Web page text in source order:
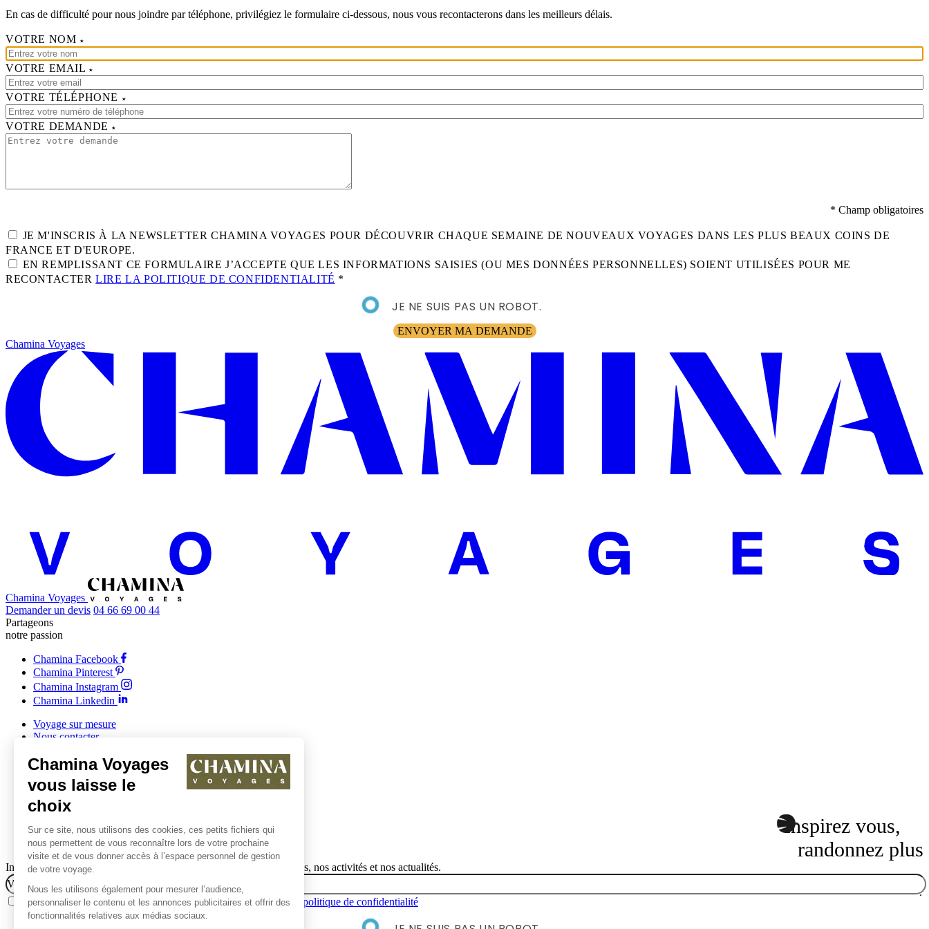
Chamina Voyages
vous laisse le
choix
Sur ce site, nous utilisons des cookies, ces petits fichiers qui
nous permettent de vous reconnaître lors de votre prochaine
visite et de vous donner accès à l’espace personnel de gestion
de votre voyage.
Nous les utilisons également pour mesurer l’audience,
personnaliser le contenu et les annonces publicitaires et offrir des
fonctionnalités relatives aux médias sociaux.
En cas de difficulté pour nous joindre par téléphone, privilégiez le formulaire ci-dessous, nous vous recontacterons dans les meilleurs délais.
VOTRE NOM
VOTRE EMAIL
VOTRE TÉLÉPHONE
VOTRE DEMANDE
* Champ obligatoires
JE M'INSCRIS À LA NEWSLETTER CHAMINA VOYAGES POUR DÉCOUVRIR CHAQUE SEMAINE DE NOUVEAUX VOYAGES DANS LES PLUS BEAUX COINS DE
FRANCE ET D'EUROPE.
EN REMPLISSANT CE FORMULAIRE J’ACCEPTE QUE LES INFORMATIONS SAISIES (OU MES DONNÉES PERSONNELLES) SOIENT UTILISÉES POUR ME
RECONTACTERLIRE LA POLITIQUE DE CONFIDENTIALITÉ *
JE NE SUIS PAS UN ROBOT.
ENVOYER MA DEMANDE
Chamina Voyages
Chamina Voyages
Demander un devis 04 66 69 00 44
Partageons
notre passion
Chamina Facebook
Chamina Pinterest
Chamina Instagram
Chamina Linkedin
Voyage sur mesure
Nous contacter
Comités d'entreprise et collectivités
Clubs et associations
Inspirez vous,
randonnez plus
Inscrivez vous à notre newsletter pour suivre nos nouveaux itinéraires, nos activités et nos actualités.
Email
J’accepte de recevoir la newsletter de Chamina Voyages.Lire la politique de confidentialité